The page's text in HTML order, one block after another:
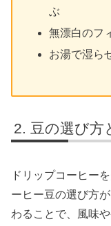
ぶ
無漂白のフ
お湯で湿ら
豆の選び方
ドリップコーヒー
ーヒー豆の選び方
わることで、風味